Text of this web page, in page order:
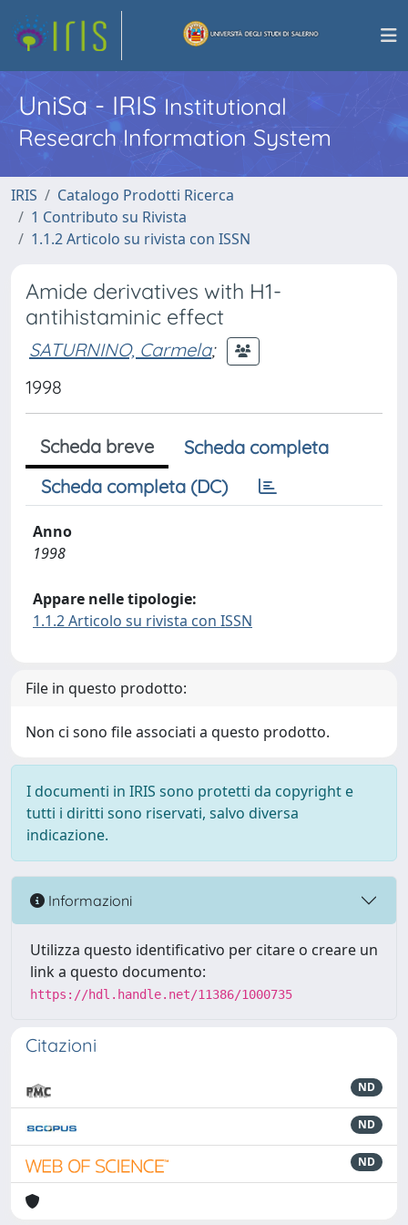
UniSa - IRISInstitutional
Research Information System
IRIS
Catalogo Prodotti Ricerca
1 Contributo su Rivista
1.1.2 Articolo su rivista con ISSN
Amide derivatives with H1-
antihistaminic effect
SATURNINO, Carmela;
1998
Scheda breve
Scheda completa
Scheda completa (DC)
Anno
1998
Appare nelle tipologie:
1.1.2 Articolo su rivista con ISSN
File in questo prodotto:
Non ci sono file associati a questo prodotto.
I documenti in IRIS sono protetti da copyright e
tutti i diritti sono riservati, salvo diversa
indicazione.
Informazioni
Utilizza questo identificativo per citare o creare un
link a questo documento:
https://hdl.handle.net/11386/1000735
Citazioni
ND
ND
ND